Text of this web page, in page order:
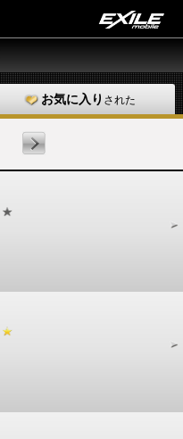
お気に入り された